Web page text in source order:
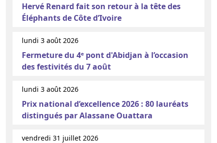
Hervé Renard fait son retour à la tête des
Éléphants de Côte d’Ivoire
lundi 3 août 2026
Fermeture du 4ᵉ pont d'Abidjan à l’occasion
des festivités du 7 août
lundi 3 août 2026
Prix national d’excellence 2026 : 80 lauréats
distingués par Alassane Ouattara
vendredi 31 juillet 2026